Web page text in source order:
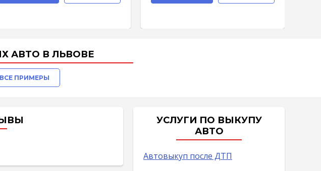
АВТО В ЛЬВОВЕ
ПРИМЕРЫ
УСЛУГИ ПО ВЫКУПУ
АВТО
Автовыкуп после ДТП